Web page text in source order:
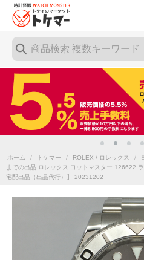
ホーム / トケマー / ROLEX / ロレックス /
までの出品 ロレックス ヨットマスター 126622
宅配出品（出品代行）】 20231202